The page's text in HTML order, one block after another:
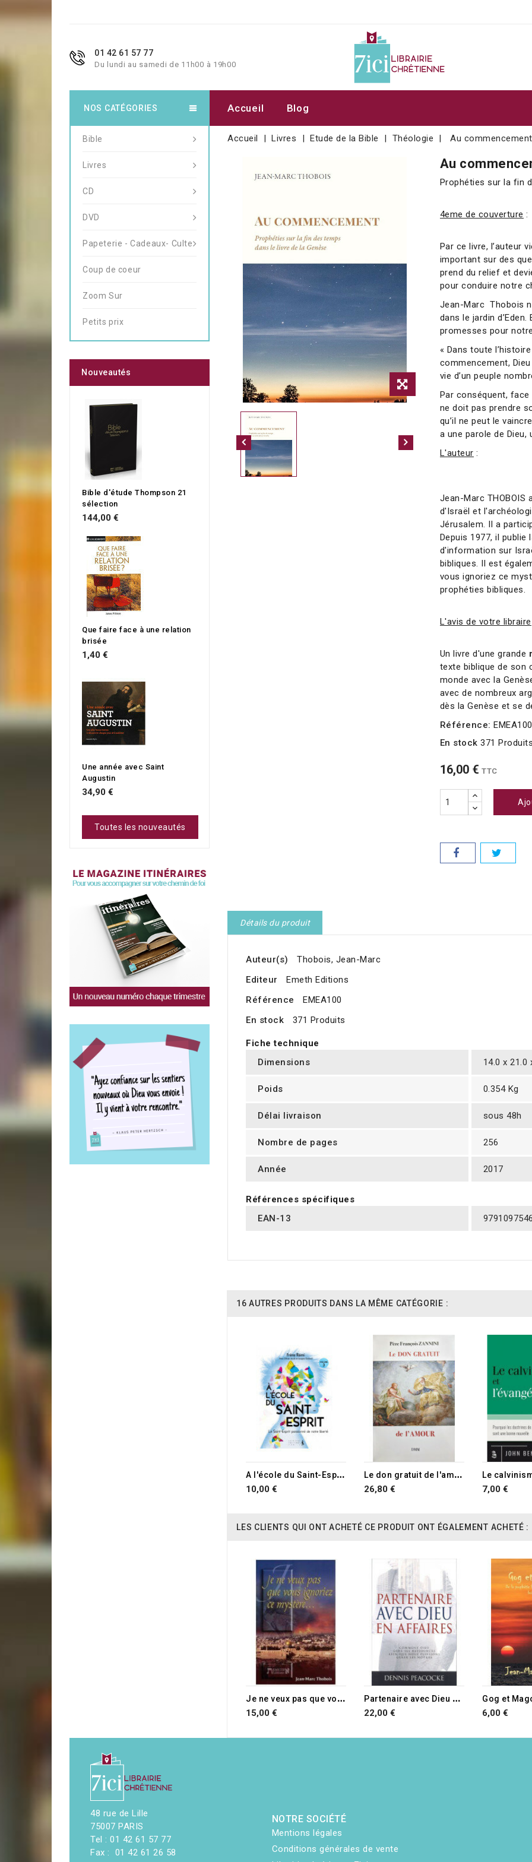
01 42 61 57 77
Du lundi au samedi de 11h00 à 19h00
Accueil Blog
Accueil Livres Etude de la Bible Théologie Au commencement
Au
Prophéties sur la fin
4eme de couverture :
Par ce livre, l’auteur
important sur des
prend du relief et
pour conduire notre
Jean-Marc Thobois
dans le jardin
promesses pour
« Dans toute
commencement,
vie d’un peuple
Par conséquent, face
ne doit pas prendre
qu’il ne peut le
a une parole de
L'auteur :
Jean-Marc THOBOIS
d'Israël et
Jérusalem. Il a
Depuis 1977, il
d'information sur
bibliques. Il est
vous ignoriez ce
prophéties bibliques.
L'avis de votre libraire
Un livre d'une grande
texte biblique de son
monde avec la
avec de nombreux
dès la Genèse et se
Référence: EMEA100
En stock 371
16,00 € TTC
Détails du produit
Auteur(s)
Thobois, Jean-Marc
Editeur
Emeth Editions
Référence
EMEA100
En stock
371 Produits
Fiche technique
Dimensions
14.0 x 21.0
Poids 0.354 Kg
Délai livraison sous 48h
Nombre de pages 256
Année 2017
Références spécifiques
EAN-13
16 AUTRES PRODUITS DANS LA MÊME CATÉGORIE :
RUPTURE DE STOCK A
l'école du Saint-Esprit vol.3
10,00 €
L
e don gratuit de l'amour
26,80 € 7,00 €
LES CLIENTS QUI ONT ACHETÉ CE PRODUIT ONT ÉGALEMENT ACHETÉ :
J
e ne veux pas que vous ignoriez ce mystère...
15,00 €
P
artenaire avec Dieu en affaires
22,00 €
Gog et
6,00 €
NOS CATÉGORIES
Bible
Livres
CD
DVD
Papeterie - Cadeaux- Culte
Coup de coeur
Zoom Sur
Petits prix
Nouveautés
Bible d'étude Thompson 21
sélection
144,00 €
Que faire face à une relation
brisée
1,40 €
Une année avec Saint
Augustin
34,90 €
Toutes les nouveautés
48 rue de Lille
75007 PARIS
Tel : 01 42 61 57 77
Fax : 01 42 61 26 58
NOTRE SOCIÉTÉ
Mentions légales
Conditions générales de vente